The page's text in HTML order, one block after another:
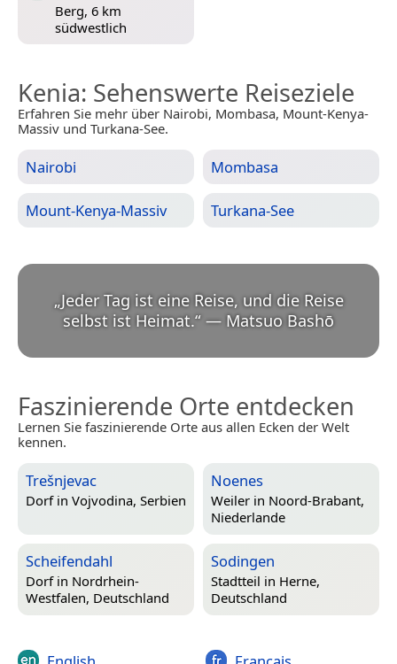
Berg, 6 km
südwestlich
Kenia: Sehenswerte Reiseziele
Erfahren Sie mehr über Nairobi, Mombasa, Mount-Kenya-
Massiv und Turkana-See.
Nairobi Mombasa
Mount-Kenya-Massiv Turkana-See
„Jeder Tag ist eine Reise, und die Reise
selbst ist Heimat.“ — Matsuo Bashō
Faszinierende Orte entdecken
Lernen Sie faszinierende Orte aus allen Ecken der Welt
kennen.
Trešnjevac
Dorf in Vojvodina, Serbien
Noenes
Weiler in Noord-Brabant,
Niederlande
Scheifendahl
Dorf in Nordrhein-
Westfalen, Deutschland
Sodingen
Stadtteil in Herne,
Deutschland